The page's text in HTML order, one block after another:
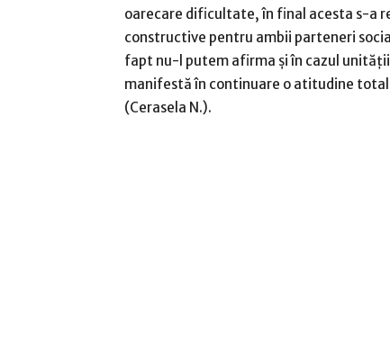
oarecare dificultate, în final acesta s-a
constructive pentru ambii parteneri
fapt nu-l putem afirma și în cazul unității
manifestă în continuare o atitudine
(Cerasela N.).